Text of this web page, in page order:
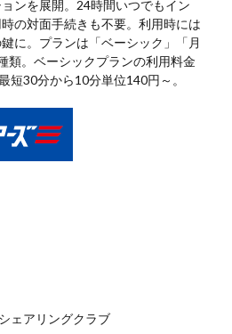
ンを展開。24時間いつでもイン
の対面手続きも不要。利用時には
に。プランは「ベーシック」「月
類。ベーシックプランの利用料金
短30分から10分単位140円～。
ェアリングクラブ